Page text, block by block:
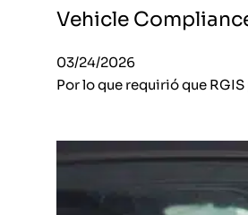
Vehicle
03/24/2026
Por lo que requirió que